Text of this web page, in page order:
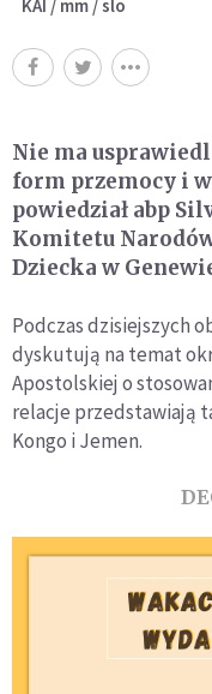
KAI / mm / slo
Nie ma
form przemocy i
powiedział abp
Komitetu
Dziecka w
Podczas dzisiejszych
dyskutują na temat
Apostolskiej o
relacje przedstawiają
Kongo i Jemen.